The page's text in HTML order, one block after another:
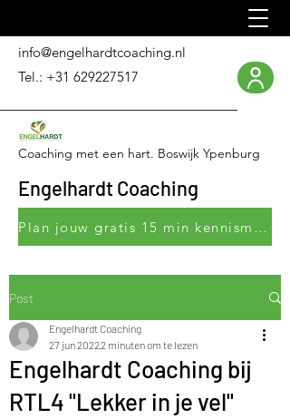
info@engelhardtcoaching.nl
Coaching met een hart. Boswijk Ypenburg
Plan jouw gratis 15 min kennismakingsgesprek
Tel.: +31 629227517
Engelhardt Coaching
Post
Engelhardt Coaching bij
RTL4 "Lekker in je vel"
Engelhardt Coaching
27 jun 20222 minuten om te lezen